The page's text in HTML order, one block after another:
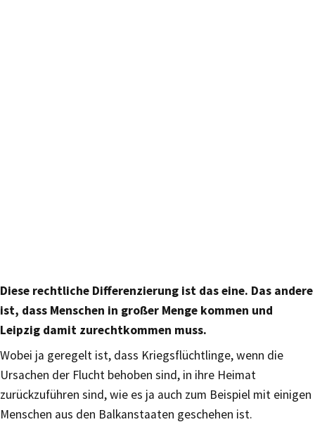
Diese rechtliche Differenzierung ist das eine. Das andere
ist, dass Menschen in großer Menge kommen und
Leipzig damit zurechtkommen muss.
Wobei ja geregelt ist, dass Kriegsflüchtlinge, wenn die
Ursachen der Flucht behoben sind, in ihre Heimat
zurückzuführen sind, wie es ja auch zum Beispiel mit einigen
Menschen aus den Balkanstaaten geschehen ist.